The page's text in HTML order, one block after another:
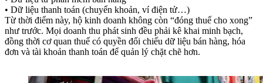
• Dữ liệu thanh toán (chuyển khoản, ví điện tử…)
Từ thời điểm này, hộ kinh doanh không còn “đóng thuế cho xong”
như trước. Mọi doanh thu phát sinh đều phải kê khai minh bạch,
đồng thời cơ quan thuế có quyền đối chiếu dữ liệu bán hàng, hóa
đơn và tài khoản thanh toán để quản lý chặt chẽ hơn.